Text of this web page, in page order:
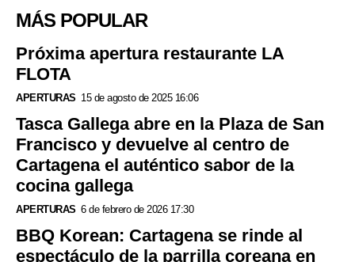
MÁS POPULAR
Próxima apertura restaurante LA
FLOTA
APERTURAS 15 de agosto de 2025 16:06
Tasca Gallega abre en la Plaza de San
Francisco y devuelve al centro de
Cartagena el auténtico sabor de la
cocina gallega
APERTURAS 6 de febrero de 2026 17:30
BBQ Korean: Cartagena se rinde al
espectáculo de la parrilla coreana en